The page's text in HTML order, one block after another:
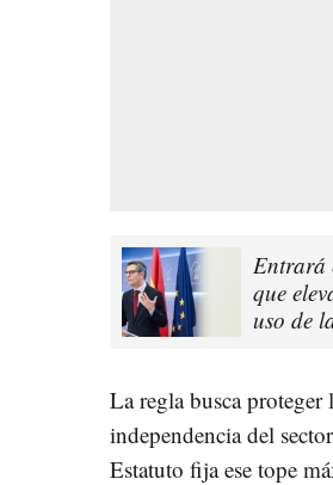
Entrará
que
uso de
La regla busca proteger
independencia del
Estatuto fija ese tope